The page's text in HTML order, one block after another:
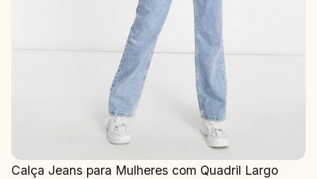
Calça Jeans para Mulheres com Quadril Largo